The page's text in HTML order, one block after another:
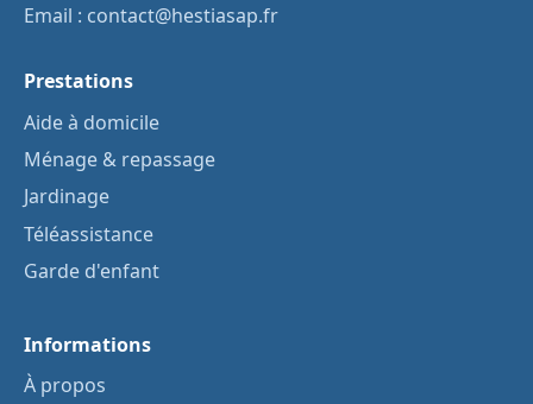
Email : contact@hestiasap.fr
Prestations
Aide à domicile
Ménage & repassage
Jardinage
Téléassistance
Garde d'enfant
Informations
À propos